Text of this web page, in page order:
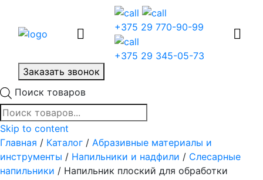
+375 29 770-90-99
+375 29 345-05-73
Заказать звонок
Поиск товаров
Skip to content
Главная / Каталог / Абразивные материалы и
инструменты / Напильники и надфили / Слесарные
напильники / Напильник плоский для обработки